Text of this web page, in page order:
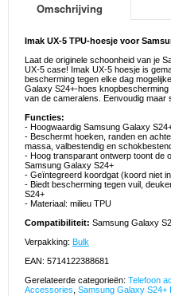
Omschrijving
Imak UX-5 TPU-hoesje voor
Laat de originele schoonheid van je
UX-5 case! Imak UX-5 hoesje is
bescherming tegen elke dag
Galaxy S24+-hoes
van de cameralens. Eenvoudig maar
Functies:
- Hoogwaardig Samsung Galaxy
- Beschermt hoeken, randen en
massa, valbestendig en
- Hoog transparant ontwerp toont de
Samsung Galaxy S24+
- Geïntegreerd koordgat (koord niet
- Biedt bescherming tegen vuil,
S24+
- Materiaal: milieu TPU
Compatibiliteit: Samsung Galaxy
Verpakking: Bulk
EAN: 5714122388681
Gerelateerde categorieën: Telefoon
Accessories Samsung Galaxy S24+